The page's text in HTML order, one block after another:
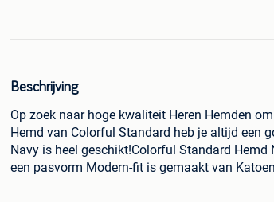
Beschrijving
Op zoek naar hoge kwaliteit Heren Hemden
Hemd van Colorful Standard heb je altijd een
Navy is heel geschikt!Colorful Standard
een pasvorm Modern-fit is gemaakt van